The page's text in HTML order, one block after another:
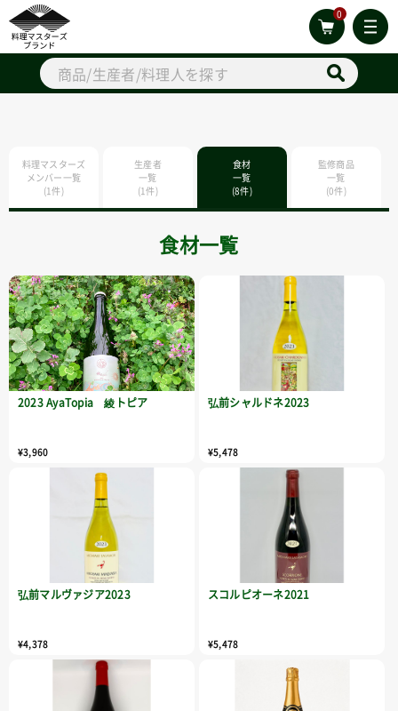
0
料理マスターズ
メンバー一覧
(1件)
生産者
一覧
(1件)
食材
一覧
(8件)
監修商品
一覧
(0件)
食材一覧
2023 AyaTopia 綾トピア
¥3,960
弘前シャルドネ2023
¥5,478
弘前マルヴァジア2023
¥4,378
スコルピオーネ2021
¥5,478